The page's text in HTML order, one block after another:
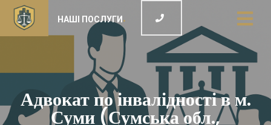
НАШІ ПОСЛУГИ
Адвокат по інвалідності в м.
Суми (Сумська обл.,